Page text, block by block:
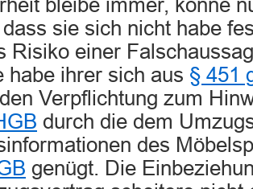
bleibe immer, könne
sie sich nicht habe
Risiko einer
habe ihrer sich aus § 451
Verpflichtung zum
durch die dem
des
genügt. Die